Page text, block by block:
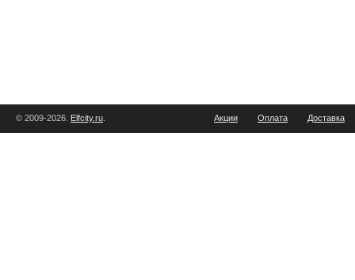
© 2009-2026. Elfcity.ru Акции Оплата Доставка